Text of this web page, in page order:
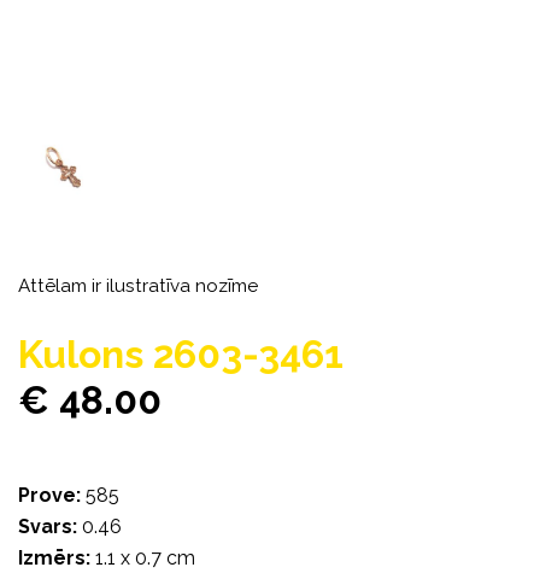
Attēlam ir ilustratīva nozīme
Kulons 2603-3461
€ 48.00
Prove: 585
Svars: 0.46
Izmērs: 1.1 x 0.7 cm